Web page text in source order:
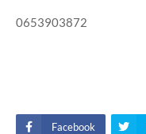
0653903872
Facebook